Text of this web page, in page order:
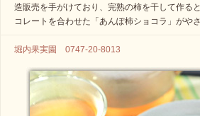
造販売を手がけており、完熟の柿を干して作る
コレートを合わせた「あんぽ柿ショコラ」がや
堀内果実園 0747-20-8013